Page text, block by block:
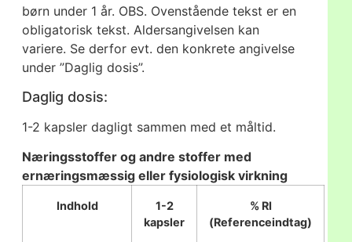
børn under 1 år. OBS. Ovenstående tekst er en
obligatorisk tekst. Aldersangivelsen kan
variere. Se derfor evt. den konkrete angivelse
under ”Daglig dosis”.
Daglig dosis:
1-2 kapsler dagligt sammen med et måltid.
Næringsstoffer og andre stoffer med
ernæringsmæssig eller fysiologisk virkning
Indhold
1-2
kapsler
% RI
(Referenceindtag)